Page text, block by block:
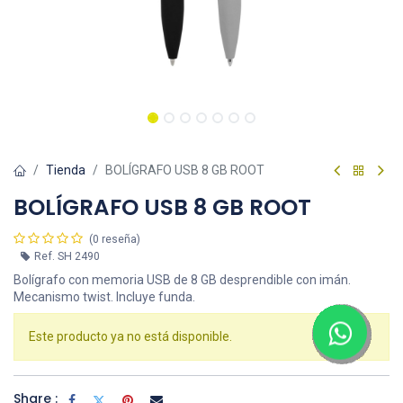
Tienda BOLÍGRAFO USB 8 GB ROOT
BOLÍGRAFO USB 8 GB ROOT
(0 reseña)
Ref. SH 2490
Bolígrafo con memoria USB de 8 GB desprendible con imán.
Mecanismo twist. Incluye funda.
Este producto ya no está disponible.
Share :